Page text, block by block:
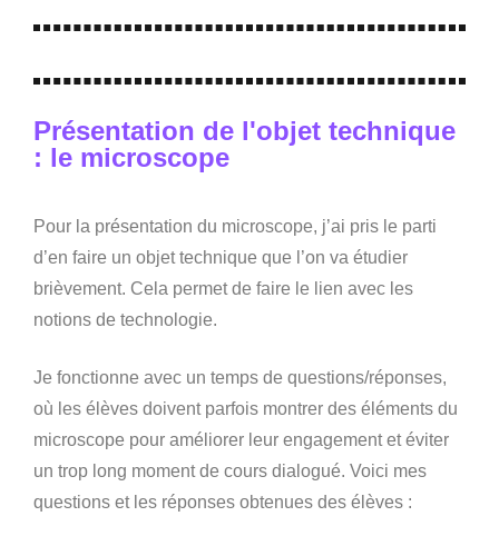
Présentation de l'objet technique
: le microscope
Pour la présentation du microscope, j’ai pris le parti
d’en faire un objet technique que l’on va étudier
brièvement. Cela permet de faire le lien avec les
notions de technologie.
Je fonctionne avec un temps de questions/réponses,
où les élèves doivent parfois montrer des éléments du
microscope pour améliorer leur engagement et éviter
un trop long moment de cours dialogué. Voici mes
questions et les réponses obtenues des élèves :